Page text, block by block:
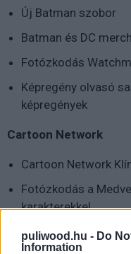
puliwood.hu - Do
Information
Új Batman szobor
Batman és DC
Fotózkodás
Képregény olvasó
képregények
Cartoon Network
Cartoon Network
Fotózkodás a
karakterekkel
Magyar gyártás